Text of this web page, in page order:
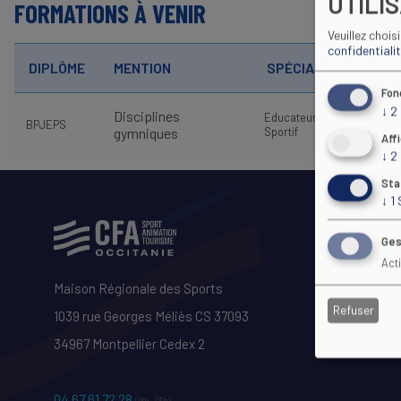
FORMATIONS À VENIR
DIPLÔME MENTION SPÉCIALITÉ
LIEU
BPJEPS
Disciplines
gymniques
Educateur
Sportif
Maison Régionale des Sports
1039 rue Georges Méliès CS 37093
34967 Montpellier Cedex 2
Veuillez
↓ 2
↓ 2
↓ 1
Refuser